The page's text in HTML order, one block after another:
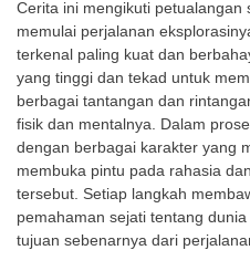
Cerita ini mengikuti petualangan
memulai perjalanan
terkenal paling kuat dan
yang tinggi dan tekad untuk
berbagai tantangan dan
fisik dan mentalnya. Dalam
dengan berbagai karakter yang
membuka pintu pada rahasia
tersebut. Setiap langkah
pemahaman sejati tentang
tujuan sebenarnya dari